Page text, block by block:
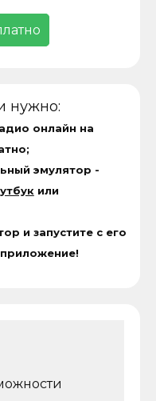
нужно:
онлайн на
эмулятор -
или
и запустите с его